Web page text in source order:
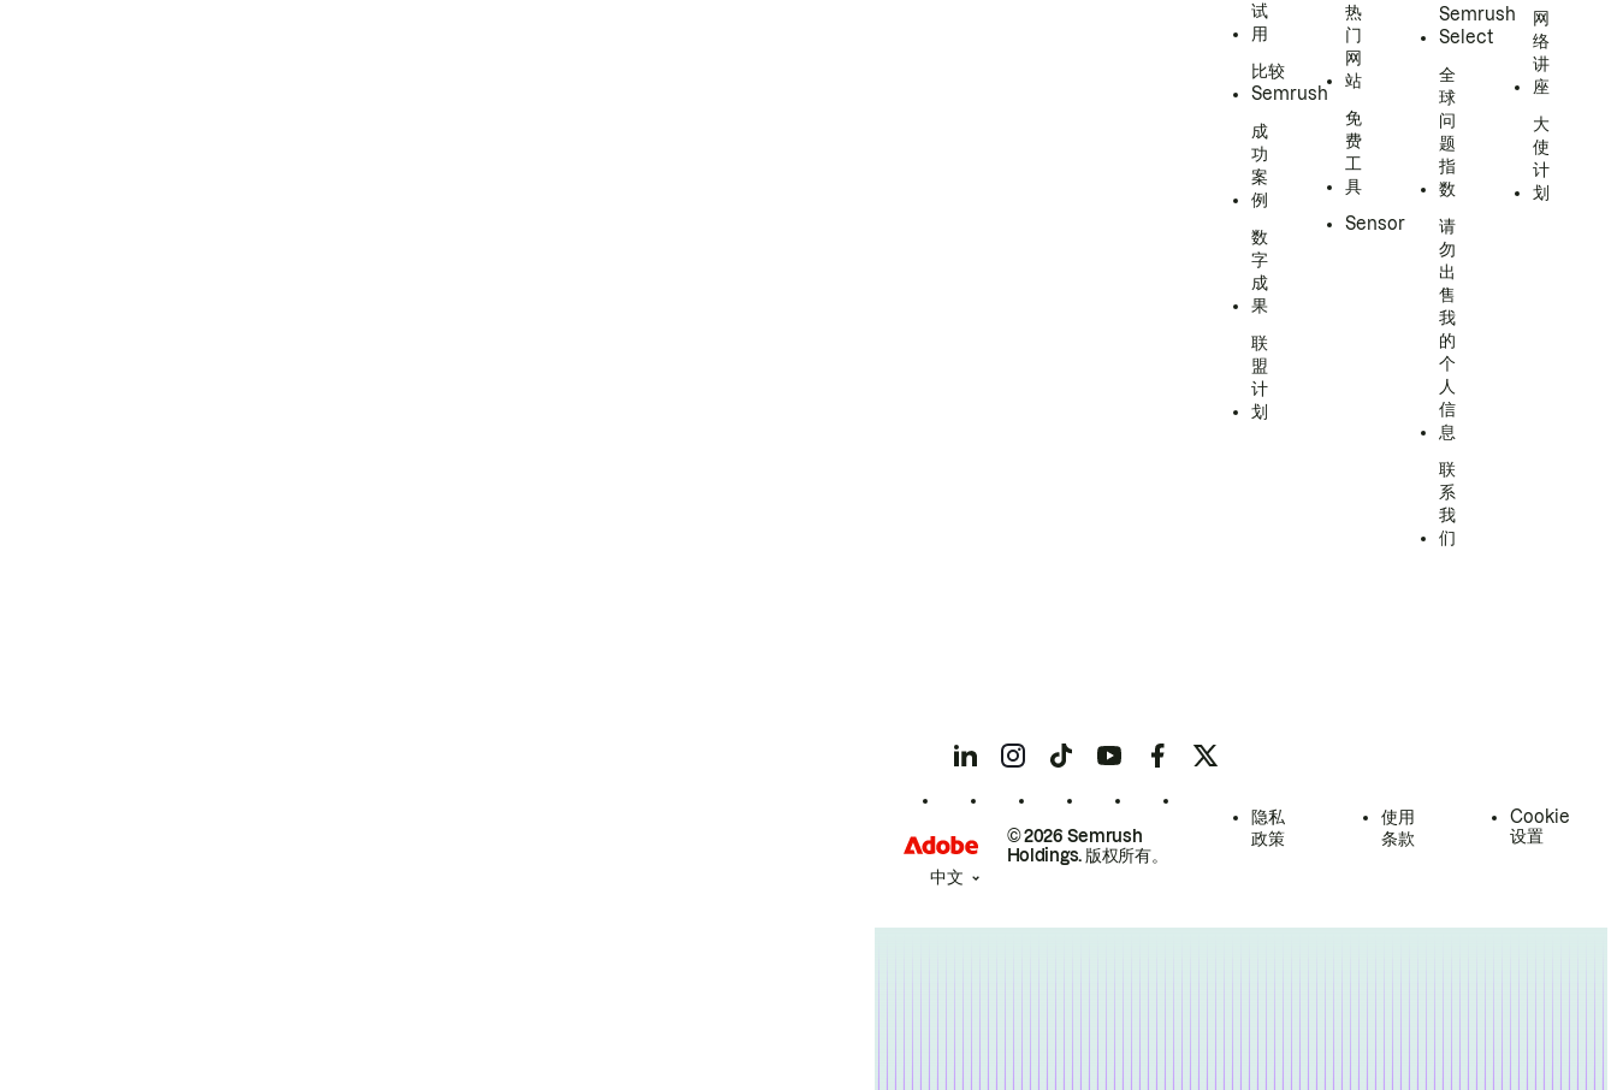
试
用
比较
Semrush
成
功
案
例
数
字
成
果
联
盟
计
划
热
门
网
站
免
费
工
具
Sensor
Semrush
Select
全
球
问
题
指
数
请
勿
出
售
我
的
个
人
信
息
联
系
我
们
网
络
讲
座
大
使
计
划
© 2026 Semrush
Holdings. 版权所有。
隐私
政策
使用
条款
Cookie
设置
中文